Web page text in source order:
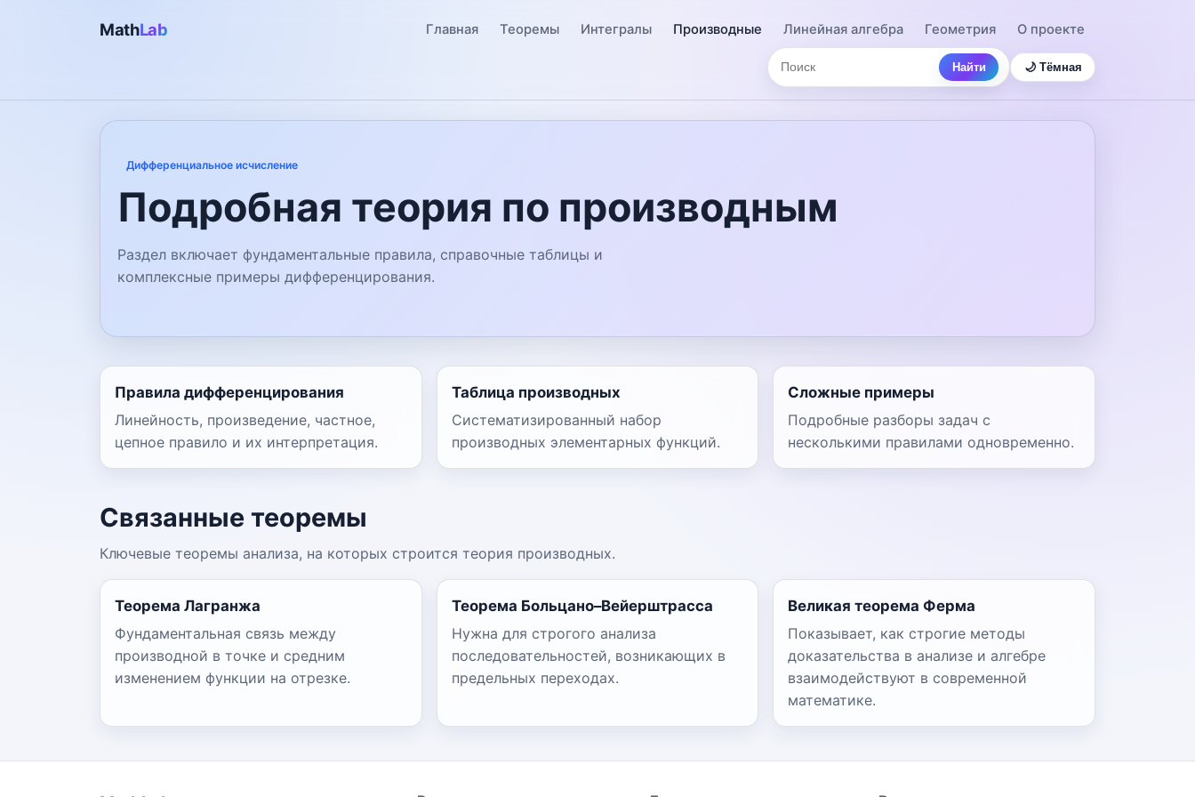
MathLab Главная Теоремы Интегралы Производные Линейная алгебра Геометрия О проекте
Найти 🌙 Тёмная
Дифференциальное исчисление
Подробная теория по производным
Раздел включает фундаментальные правила, справочные таблицы и
комплексные примеры дифференцирования.
Правила дифференцирования
Линейность, произведение, частное,
цепное правило и их интерпретация.
Таблица производных
Систематизированный набор
производных элементарных функций.
Сложные примеры
Подробные разборы задач с
несколькими правилами одновременно.
Связанные теоремы
Ключевые теоремы анализа, на которых строится теория производных.
Теорема Лагранжа
Фундаментальная связь между
производной в точке и средним
изменением функции на отрезке.
Теорема Больцано–Вейерштрасса
Нужна для строгого анализа
последовательностей, возникающих в
предельных переходах.
Великая теорема Ферма
Показывает, как строгие методы
доказательства в анализе и алгебре
взаимодействуют в современной
математике.